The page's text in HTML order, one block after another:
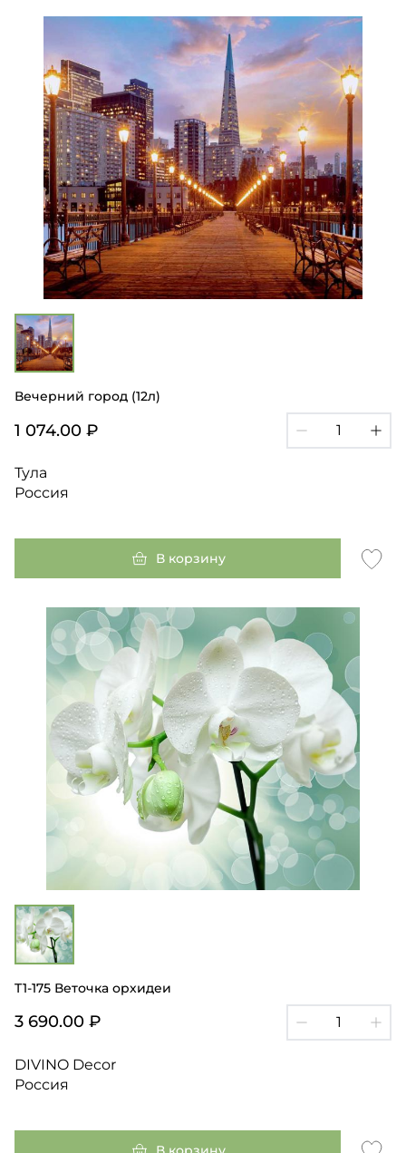
Вечерний город (12л)
1 074.00 ₽
Тула
Россия
В корзину
T1-175 Веточка орхидеи
3 690.00 ₽
DIVINO Decor
Россия